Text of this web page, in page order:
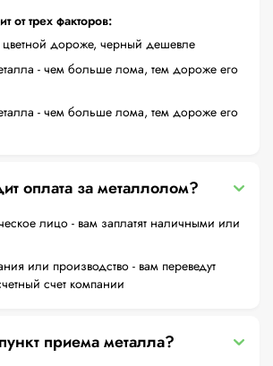
от трех факторов:
цветной дороже, черный дешевле
- чем больше лома, тем дороже его
- чем больше лома, тем дороже его
оплата за металлолом?
лицо - вам заплатят наличными или
или производство - вам переведут
счет компании
приема металла?